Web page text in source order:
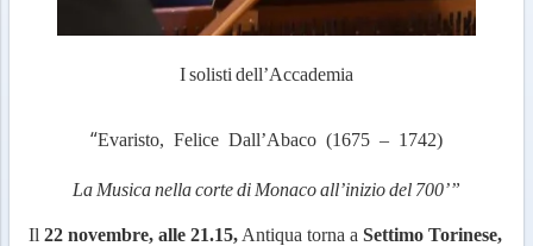
Isolisti dell’Accademia
“Evaristo, Felice Dall’Abaco (1675 – 1742)
La Musicanellacortedi Monacoall’iniziodel 700’”
Il 22 novembre, alle 21.15, Antiqua torna a Settimo Torinese,